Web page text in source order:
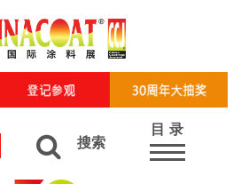
搜索
目 录